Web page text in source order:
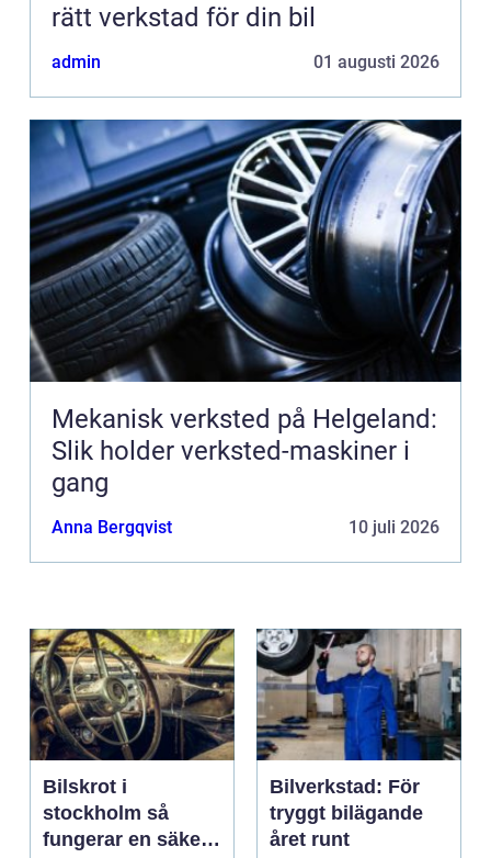
rätt verkstad för din bil
admin 01 augusti 2026
Mekanisk verksted på Helgeland:
Slik holder verksted-maskiner i
gang
Anna Bergqvist 10 juli 2026
Bilskrot i
stockholm så
fungerar en säker
Bilverkstad: För
tryggt bilägande
året runt